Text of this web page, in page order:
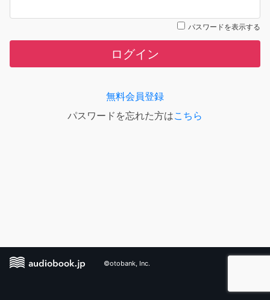
パスワードを表示する
ログイン
無料会員登録
パスワードを忘れた方はこちら
©otobank, Inc.